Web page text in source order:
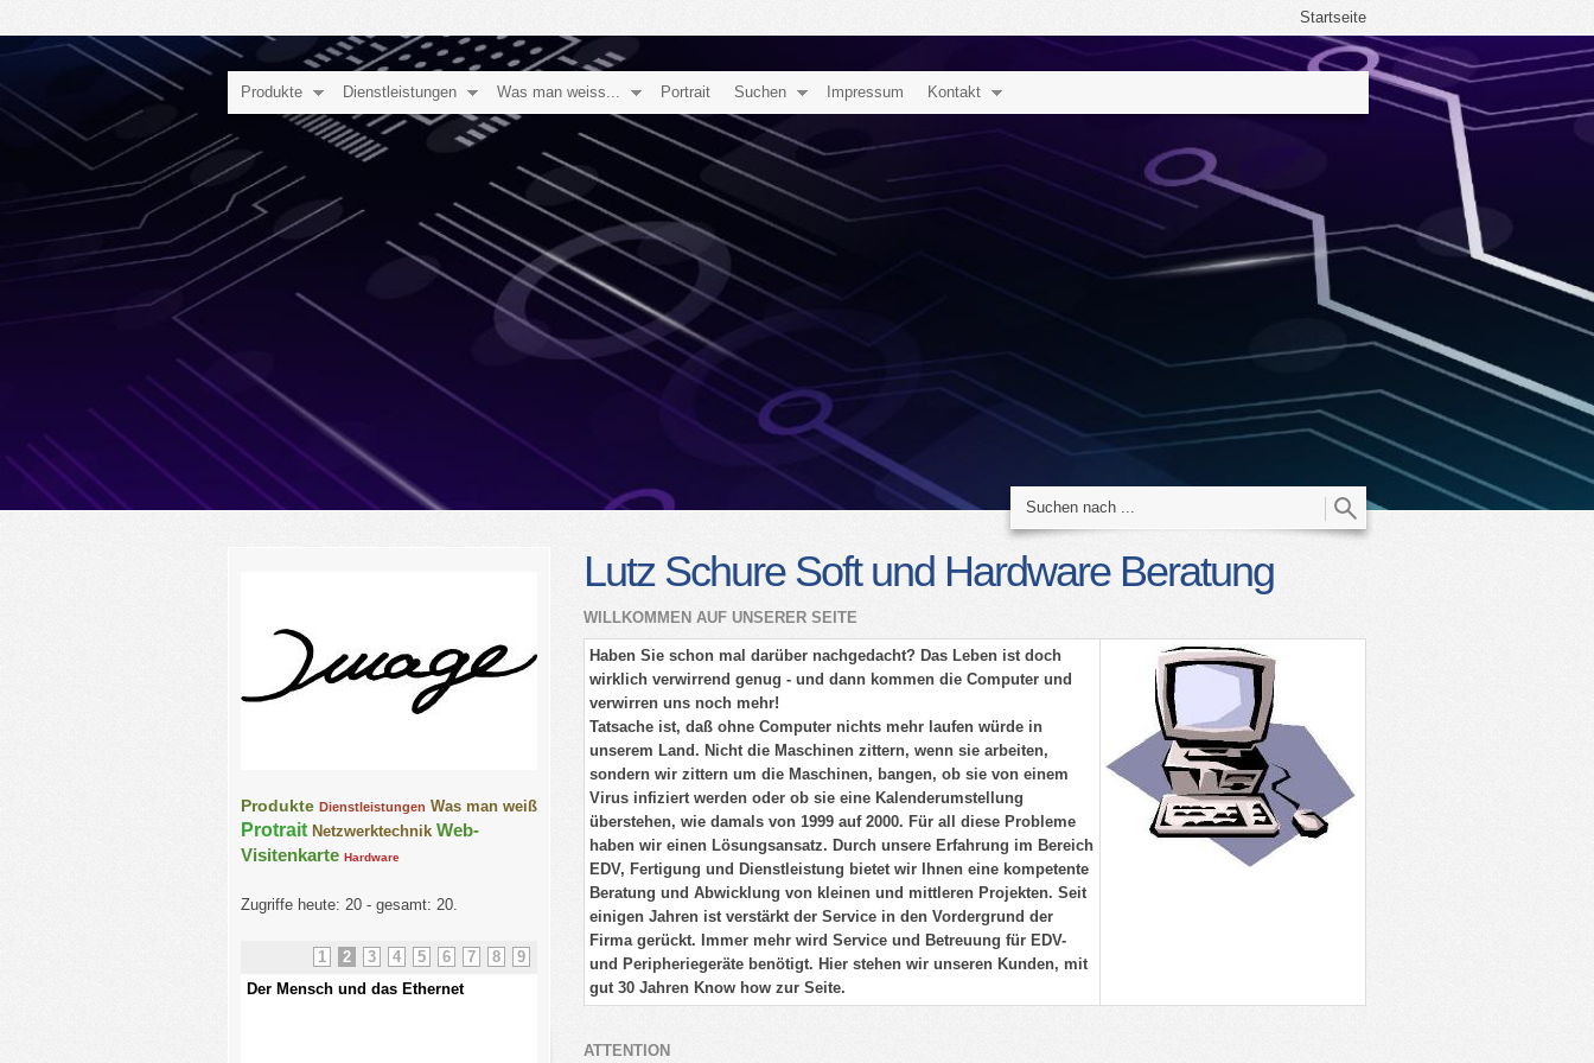
Startseite
Produkte Dienstleistungen Was man weiss... Portrait Suchen Impressum Kontakt
Lutz Schure Soft und Hardware Beratung
WILLKOMMEN AUF UNSERER SEITE
Haben Sie schon mal darüber nachgedacht? Das Leben ist doch
wirklich verwirrend genug - und dann kommen die Computer und
verwirren uns noch mehr!
Tatsache ist, daß ohne Computer nichts mehr laufen würde in
unserem Land. Nicht die Maschinen zittern, wenn sie arbeiten,
sondern wir zittern um die Maschinen, bangen, ob sie von einem
Virus infiziert werden oder ob sie eine Kalenderumstellung
überstehen, wie damals von 1999 auf 2000. Für all diese Probleme
haben wir einen Lösungsansatz. Durch unsere Erfahrung im Bereich
EDV, Fertigung und Dienstleistung bietet wir Ihnen eine kompetente
Beratung und Abwicklung von kleinen und mittleren Projekten. Seit
einigen Jahren ist verstärkt der Service in den Vordergrund der
Firma gerückt. Immer mehr wird Service und Betreuung für EDV-
und Peripheriegeräte benötigt. Hier stehen wir unseren Kunden, mit
gut 30 Jahren Know how zur Seite.
ATTENTION
Produkte Dienstleistungen Was man weiß
Protrait Netzwerktechnik Web-
Visitenkarte Hardware
Zugriffe heute: 20 - gesamt: 20.
1 2 3 4 5 6 7 8
9
Der Mensch und das Ethernet kurze USV Kunde Die Abstrahlung vom Sender DCF77